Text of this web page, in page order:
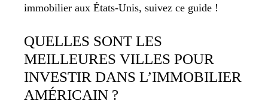
immobilier aux États-Unis, suivez ce guide !
QUELLES SONT LES
MEILLEURES VILLES POUR
INVESTIR DANS L’IMMOBILIER
AMÉRICAIN ?